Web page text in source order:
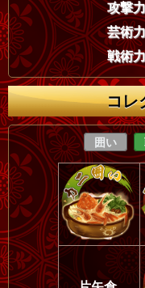
攻撃
芸術
戦術
コレ
囲い